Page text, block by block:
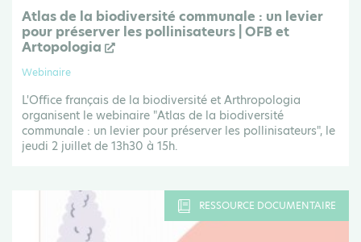
Atlas de la biodiversité communale : un levier
pour préserver les pollinisateurs | OFB et
Artopologia
Webinaire
L'Office français de la biodiversité et Arthropologia
organisent le webinaire "Atlas de la biodiversité
communale : un levier pour préserver les pollinisateurs", le
jeudi 2 juillet de 13h30 à 15h.
RESSOURCE DOCUMENTAIRE